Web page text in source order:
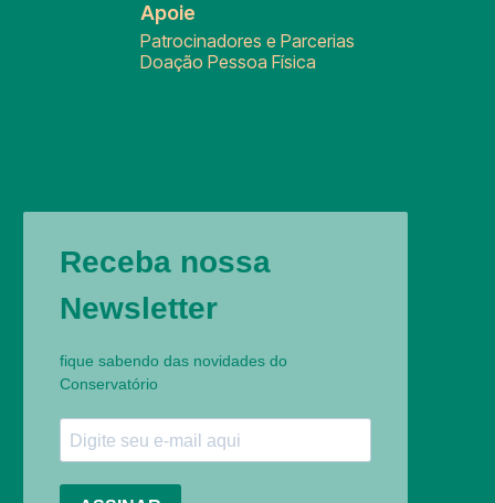
Apoie
Patrocinadores e Parcerias
Doação Pessoa Física